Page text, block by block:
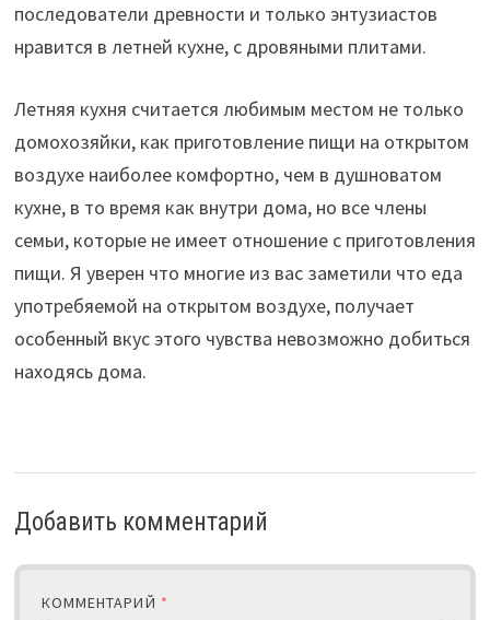
последователи древности и только энтузиастов
нравится в летней кухне, с дровяными плитами.
Летняя кухня считается любимым местом не только
домохозяйки, как приготовление пищи на открытом
воздухе наиболее комфортно, чем в душноватом
кухне, в то время как внутри дома, но все члены
семьи, которые не имеет отношение с приготовления
пищи. Я уверен что многие из вас заметили что еда
употребяемой на открытом воздухе, получает
особенный вкус этого чувства невозможно добиться
находясь дома.
Добавить комментарий
КОММЕНТАРИЙ *